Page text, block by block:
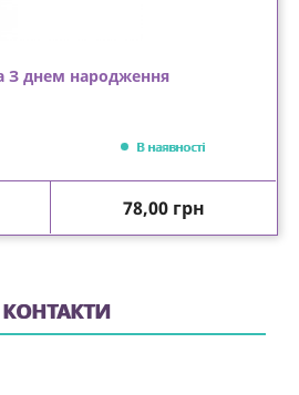
З днем народження
В наявності
Ціна
78,00 грн
КОНТАКТИ